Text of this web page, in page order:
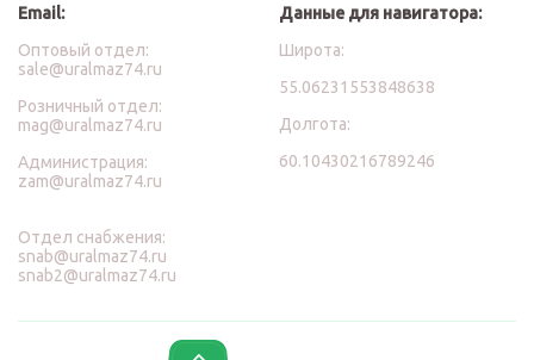
Email:
Оптовый отдел:
sale@uralmaz74.ru
Розничный отдел:
mag@uralmaz74.ru
Администрация:
zam@uralmaz74.ru
Отдел снабжения:
snab@uralmaz74.ru
snab2@uralmaz74.ru
Данные для навигатора:
Широта:
55.06231553848638
Долгота:
60.10430216789246